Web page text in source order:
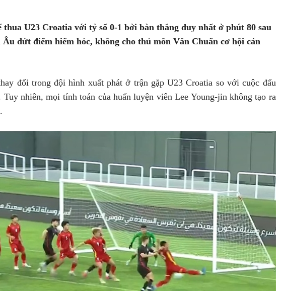
U23 Croatia với tỷ số 0-1 bởi bàn thắng duy nhất ở phút 80 sau
dứt điểm hiểm hóc, không cho thủ môn Văn Chuẩn cơ hội cản
đổi trong đội hình xuất phát ở trận gặp U23 Croatia so với cuộc đấu
nhiên, mọi tính toán của huấn luyện viên Lee Young-jin không tạo ra